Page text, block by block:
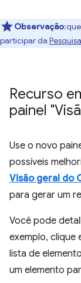
Observação
participar da
Recurso
painel
Use o novo
possíveis
Visão geral do
para gerar um
Você pode
exemplo, clique
lista de
um elemento